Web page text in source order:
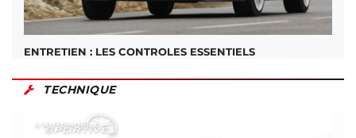
ENTRETIEN : LES CONTROLES ESSENTIELS
TECHNIQUE